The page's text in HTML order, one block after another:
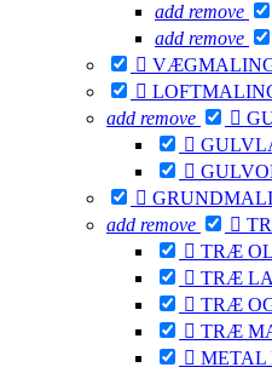
add remove
add remove


add remove 



add remove 
 TRÆ
 TRÆ
 TRÆ
 TRÆ
 METAL